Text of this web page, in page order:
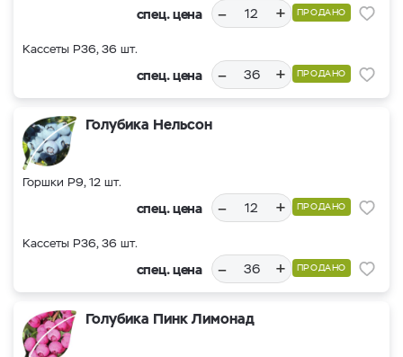
спец. цена – + ПРОДАНО
Кассеты Р36, 36 шт.
спец. цена – + ПРОДАНО
Голубика Нельсон
Горшки Р9, 12 шт.
спец. цена – + ПРОДАНО
Кассеты Р36, 36 шт.
спец. цена – + ПРОДАНО
Голубика Пинк Лимонад